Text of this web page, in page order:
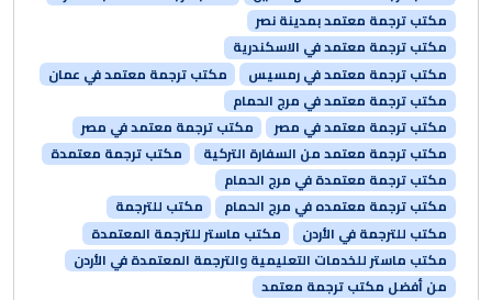
مكتب ترجمة معتمد بمدينة نصر
مكتب ترجمة معتمد في الاسكندرية
مكتب ترجمة معتمد في رمسيس
مكتب ترجمة معتمد في عمان
مكتب ترجمة معتمد في مرج الحمام
مكتب ترجمة معتمد في مصر
مكتب ترجمة معتمد في مصر
مكتب ترجمة معتمد من السفارة التركية
مكتب ترجمة معتمدة
مكتب ترجمة معتمدة في مرج الحمام
مكتب ترجمة معتمده في مرج الحمام
مكتب للترجمة
مكتب للترجمة في الأردن
مكتب ماستر للترجمة المعتمدة
مكتب ماستر للخدمات التعليمية والترجمة المعتمدة في الأردن
من أفضل مكتب ترجمة معتمد